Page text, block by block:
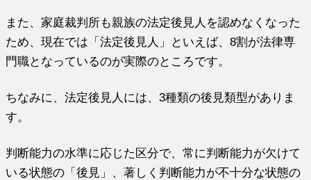
また、家庭裁判所も親族の法定後見人を認めなくなった
ため、現在では「法定後見人」といえば、8割が法律専
門職となっているのが実際のところです。
ちなみに、法定後見人には、3種類の後見類型がありま
す。
判断能力の水準に応じた区分で、常に判断能力が欠けて
いる状態の「後見」、著しく判断能力が不十分な状態の